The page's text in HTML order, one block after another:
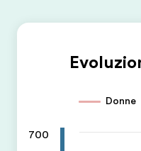
Donne
700